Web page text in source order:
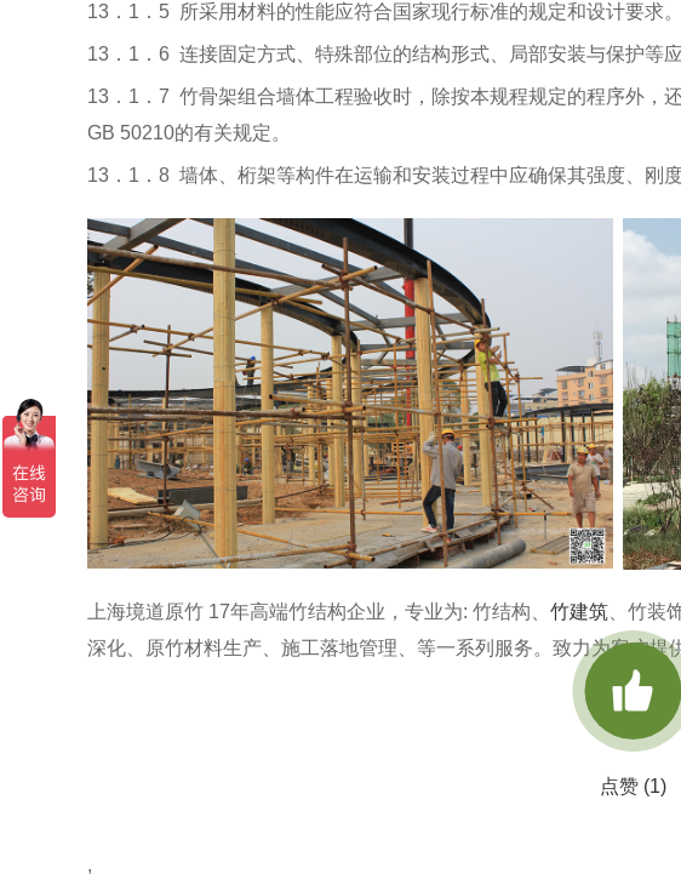
13．1．5 所采用材料的性能应符合国家现行标准的规定和设计要求。
13．1．6 连接固定方式、特殊部位的结构形式、局部安装与保护等
13．1．7 竹骨架组合墙体工程验收时，除按本规程规定的程序外，
GB 50210的有关规定。
13．1．8 墙体、桁架等构件在运输和安装过程中应确保其强度、刚
上海境道原竹 17年高端竹结构企业，专业为: 竹结构、 竹建筑 、竹装
深化、原竹材料生产、施工落地管理、等一系列服务。致力为客户提

点赞 (1)
,